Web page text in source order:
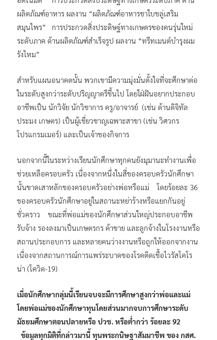
ผลิตภัณฑ์อาหาร ผลงาน “ผลิตภัณฑ์อาหารชาใบขลู่เสริม
สมุนไพร” การประกวดสิ่งประดิษฐ์ทางเกษตรของคนรุ่นใหม่
ระดับภาค ด้านผลิตภัณฑ์สำเร็จรูป ผลงาน “ทรีทเมนต์บำรุงผม
รังไหม”
สำหรับแผนอนาคตนั้น พวกเขามีความมุ่งมั่นตั้งใจที่จะศึกษาต่อ
ในระดับสูงกว่าระดับปริญญาตรีขึ้นไป โดยใฝ่ฝันอยากประกอบ
อาชีพเป็น นักวิจัย นักวิชาการ ครู/อาจารย์ (เช่น ด้านดิจิทัล
ประมง เกษตร) เป็นผู้เชี่ยวชาญเฉพาะสาขา (เช่น วิศวกร
โปรแกรมเมอร์) และเป็นเจ้าของกิจการ
นอกจากนี้ในระหว่างเรียนนักศึกษาทุกคนยังมุมานะทำงานเพื่อ
ช่วยเหลือครอบครัว เนื่องจากหนึ่งในสี่ของครอบครัวนักศึกษา
นั้นขาดเสาหลักของครอบครัวอย่างพ่อหรือแม่ โดยร้อยละ 36
ของครอบครัวนักศึกษาอยู่ในสถานะหย่าร้างหรือแยกกันอยู่
ชั่วคราว ขณะที่พ่อแม่ของนักศึกษาส่วนใหญ่ประกอบอาชีพ
รับจ้าง รองลงมาเป็นเกษตรกร ค้าขาย และลูกจ้างในโรงงานหรือ
สถานประกอบการ และหลายคนว่างงานหรือถูกให้ออกจากงาน
เนื่องจากสถานการณ์การแพร่ระบาดของโรคติดเชื้อไวรัสโคโร
น่า (โควิด-19)
เมื่อนักศึกษากลุ่มนี้เรียนจบจะมีการศึกษาสูงกว่าพ่อและแม่
โดยพ่อแม่ของนักศึกษาทุนโดยส่วนมากจบการศึกษาระดับ
มัธยมศึกษาตอนปลายหรือ ปวช. หรือต่ำกว่า ร้อยละ 92
ข้อมูลทุกมิติที่กล่าวมานี้ ทุนพระกนิษฐาสัมมาชีพ ของ กสศ.